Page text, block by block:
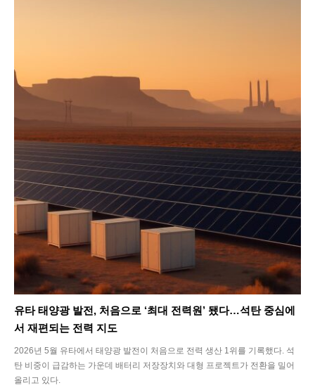
유타 태양광 발전, 처음으로 ‘최대 전력원’ 됐다…석탄 중심에
서 재편되는 전력 지도
2026년 5월 유타에서 태양광 발전이 처음으로 전력 생산 1위를 기록했다. 석
탄 비중이 급감하는 가운데 배터리 저장장치와 대형 프로젝트가 전환을 밀어
올리고 있다.